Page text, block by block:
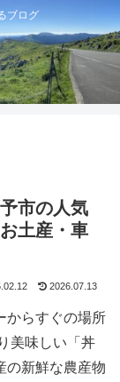
ブログ
市の人気
土産・車
2026.07.13
からすぐの場所
美味しい「丼
の新鮮な農産物